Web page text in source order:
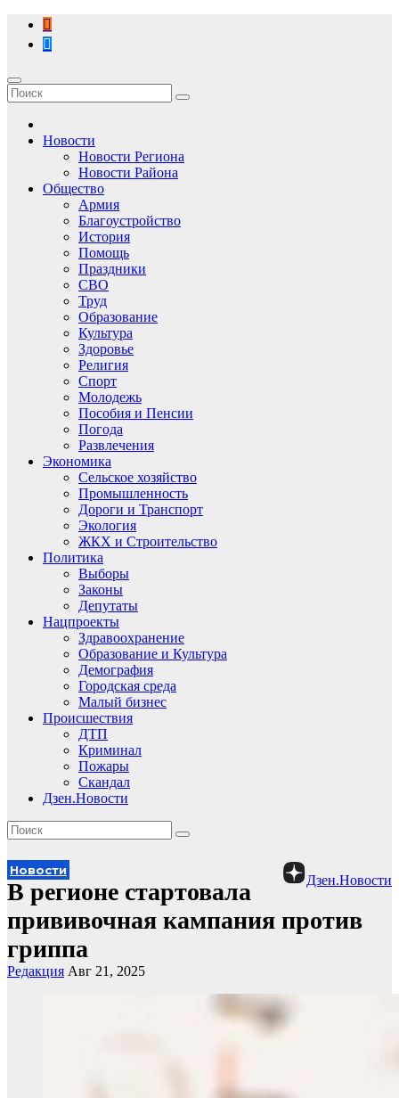
Перейти
содержимому
Новости
Новости Региона
Новости Района
Общество
Армия
Благоустройство
История
Помощь
Праздники
СВО
Труд
Образование
Культура
Здоровье
Религия
Спорт
Молодежь
Пособия и Пенсии
Погода
Развлечения
Экономика
Сельское хозяйство
Промышленность
Дороги и Транспорт
Экология
ЖКХ и Строительство
Политика
Выборы
Законы
Депутаты
Нацпроекты
Здравоохранение
Образование и Культура
Демография
Городская среда
Малый бизнес
Происшествия
ДТП
Криминал
Пожары
Скандал
Дзен.Новости
Дзен.Новости
Новости
В регионе стартовала
прививочная кампания против
гриппа
Редакция Авг 21, 2025